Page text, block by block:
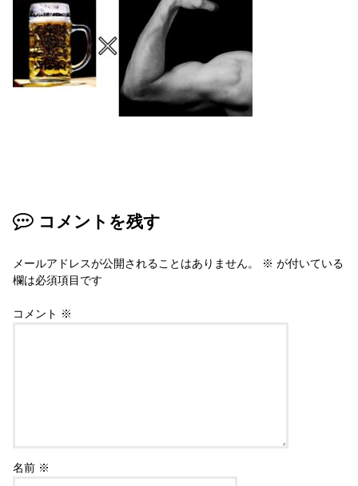
コメントを残す
メールアドレスが公開されることはありません。 ※ が付いている
欄は必須項目です
コメント ※
名前 ※